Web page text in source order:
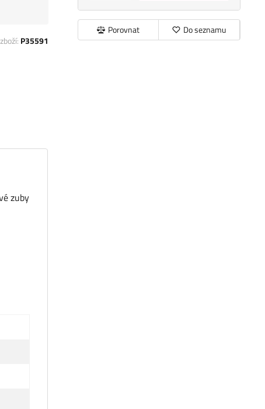
Porovnat Do seznamu
P35591
zuby